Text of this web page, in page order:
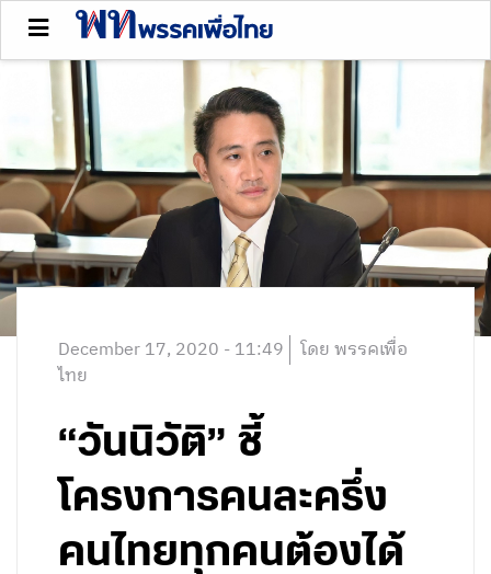
December 17, 2020 - 11:49 โดย พรรคเพื่อ
ไทย
“วันนิวัติ” ชี้
โครงการคนละครึ่ง
คนไทยทุกคนต้องได้